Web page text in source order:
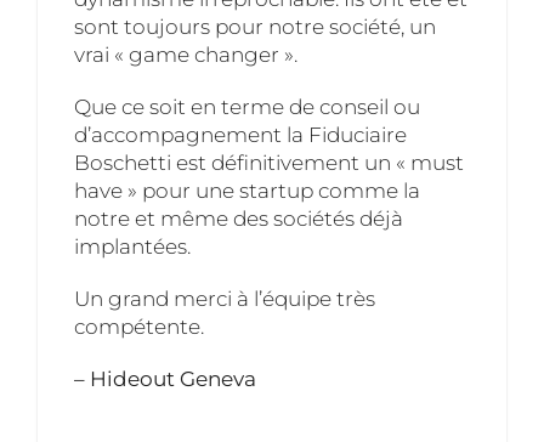
sont toujours pour notre société, un
vrai « game changer ».
Que ce soit en terme de conseil ou
d’accompagnement la Fiduciaire
Boschetti est définitivement un « must
have » pour une startup comme la
notre et même des sociétés déjà
implantées.
Un grand merci à l’équipe très
compétente.
– Hideout Geneva